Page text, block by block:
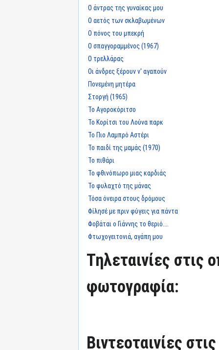
Ο άντρας της γυναίκας μου
Ο αετός των σκλαβωμένων
Ο πόνος του μπεκρή
Ο σπαγγοραμμένος (1967)
Ο τρελλάρας
Οι άνδρες ξέρουν ν' αγαπούν
Πονεμένη μητέρα
Στοργή (1965)
Το Αγοροκόριτσο
Το Κορίτσι του Λούνα παρκ
Το Πιο Λαμπρό Αστέρι
Το παιδί της μαμάς (1970)
Το πιθάρι
Το φθινόπωρο μιας καρδιάς
Το φυλαχτό της μάνας
Τόσα όνειρα στους δρόμους
Φίλησέ με πριν φύγεις για πάντα
Φοβάται ο Γιάννης το θεριό....
Φτωχογειτονιά, αγάπη μου
Τηλεταινίες στις
φωτογραφία:
Βιντεοταινίες